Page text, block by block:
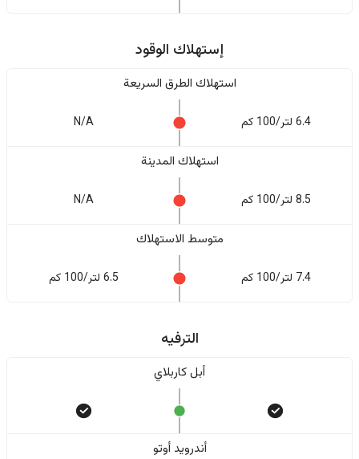
إستهلاك الوقود
استهلاك الطرق السريعة
6.4 لتر/100 كم N/A
استهلاك المدينة
8.5 لتر/100 كم N/A
متوسط الاستهلاك
7.4 لتر/100 كم 6.5 لتر/100 كم
الترفيه
أبل كاربلاي
أندرويد أوتو